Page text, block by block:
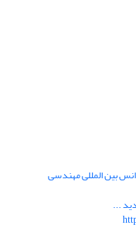
بین المللی مهندسی
...